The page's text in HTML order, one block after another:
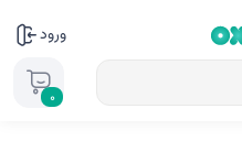
ورود
0